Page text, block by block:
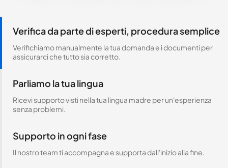
Verifica da parte di esperti, procedura semplice
Verifichiamo manualmente la tua domanda e i documenti per
assicurarci che tutto sia corretto.
Parliamo la tua lingua
Ricevi supporto visti nella tua lingua madre per un'esperienza
senza problemi.
Supporto in ogni fase
Il nostro team ti accompagna e supporta dall'inizio alla fine.